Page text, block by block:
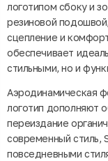
логотипом сбоку и
резиновой
сцепление и
обеспечивает
стильными, но и
Аэродинамическая
логотип дополняют
переиздание
современный стиль,
повседневными